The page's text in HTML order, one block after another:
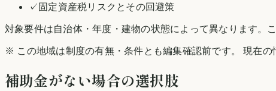
✓ 固定資産税リスクとその回避策
対象要件は自治体・年度・建物の状態によって異なります。
※ この地域は制度の有無・条件とも編集確認前です。 現在の
補助金がない場合の選択肢